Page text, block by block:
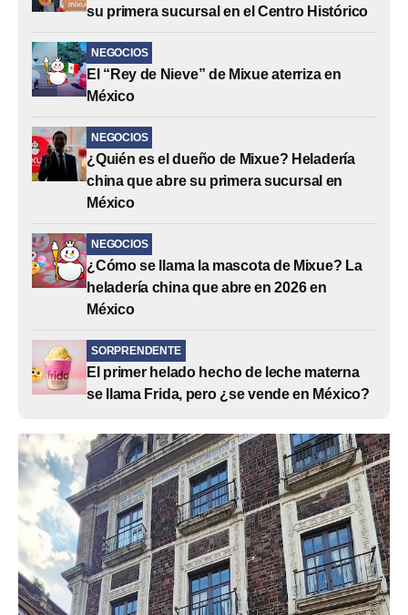
su primera sucursal en el Centro Histórico
NEGOCIOS
El “Rey de Nieve” de Mixue aterriza en
México
NEGOCIOS
¿Quién es el dueño de Mixue? Heladería
china que abre su primera sucursal en
México
NEGOCIOS
¿Cómo se llama la mascota de Mixue? La
heladería china que abre en 2026 en
México
SORPRENDENTE
El primer helado hecho de leche materna
se llama Frida, pero ¿se vende en México?